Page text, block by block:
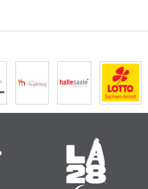
Paralympische Sommerspiele
15.08. - 27.08.2028
Zeit bis zum Start: